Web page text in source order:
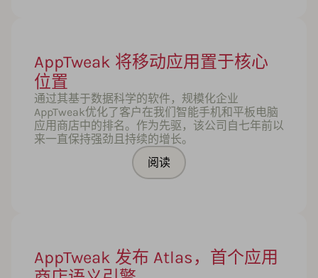
AppTweak 将移动应用置于核心
位置
通过其基于数据科学的软件，规模化企业
AppTweak优化了客户在我们智能手机和平板电脑
应用商店中的排名。作为先驱，该公司自七年前以
来一直保持强劲且持续的增长。
阅读
AppTweak 发布 Atlas，首个应用